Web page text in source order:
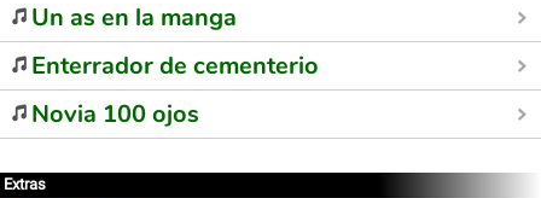
Un as en la manga
Enterrador de cementerio
Novia 100 ojos
Extras